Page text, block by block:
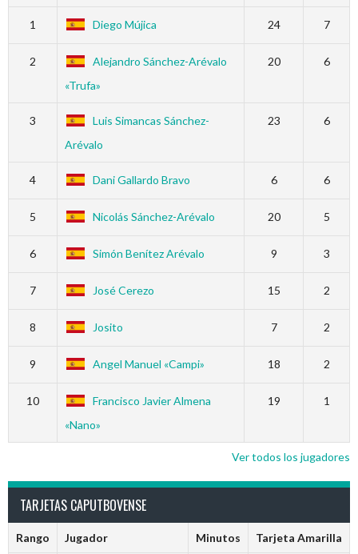
1 Diego Mújica 24 7
2
Alejandro Sánchez-Arévalo
«Trufa»
20 6
3
Luis Simancas Sánchez-
Arévalo
23 6
4 Dani Gallardo Bravo 6 6
5 Nicolás Sánchez-Arévalo 20 5
6 Simón Benítez Arévalo 9 3
7 José Cerezo 15 2
8 Josito 7 2
9 Angel Manuel «Campi» 18 2
10
Francisco Javier Almena
«Nano»
19 1
Ver todos los jugadores
TARJETAS CAPUTBOVENSE
Rango Jugador Minutos Tarjeta Amarilla